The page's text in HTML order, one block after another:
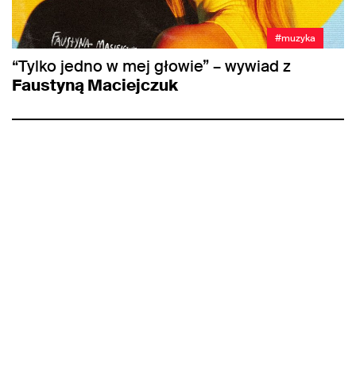
#muzyka
“Tylko jedno w mej głowie” – wywiad z
Faustyną Maciejczuk